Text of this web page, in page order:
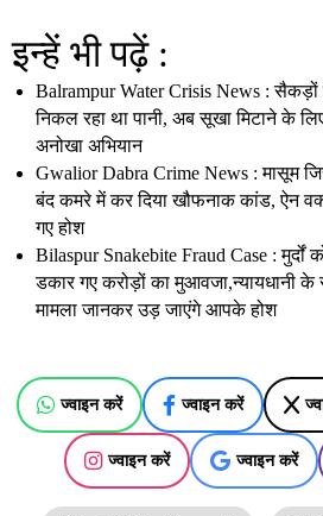
इन्हें भी पढ़ें :
Balrampur Water Crisis News : सैकड़ों
निकल रहा था पानी, अब सूखा मिटाने के
अनोखा अभियान
Gwalior Dabra Crime News : मासूम
बंद कमरे में कर दिया खौफनाक कांड, ऐन
गए होश
Bilaspur Snakebite Fraud Case : मुर्दों
डकार गए करोड़ों का मुआवजा,न्यायधानी के
मामला जानकर उड़ जाएंगे आपके होश
ज्वाइन करें ज्वाइन करें
ज्वाइन करें ज्वाइन करें